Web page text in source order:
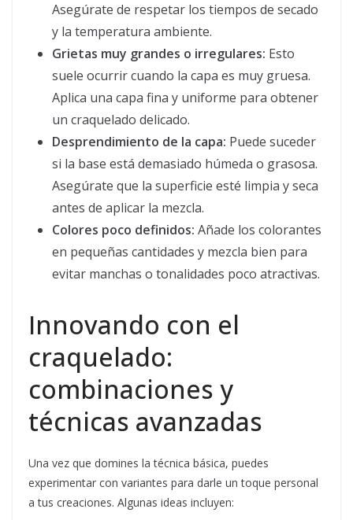
Asegúrate de respetar los tiempos de secado
y la temperatura ambiente.
Grietas muy grandes o irregulares: Esto
suele ocurrir cuando la capa es muy gruesa.
Aplica una capa fina y uniforme para obtener
un craquelado delicado.
Desprendimiento de la capa: Puede suceder
si la base está demasiado húmeda o grasosa.
Asegúrate que la superficie esté limpia y seca
antes de aplicar la mezcla.
Colores poco definidos: Añade los colorantes
en pequeñas cantidades y mezcla bien para
evitar manchas o tonalidades poco atractivas.
Innovando con el
craquelado:
combinaciones y
técnicas avanzadas
Una vez que domines la técnica básica, puedes
experimentar con variantes para darle un toque personal
a tus creaciones. Algunas ideas incluyen: